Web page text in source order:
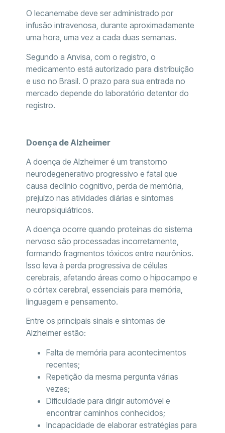
O lecanemabe deve ser administrado por
infusão intravenosa, durante aproximadamente
uma hora, uma vez a cada duas semanas.
Segundo a Anvisa, com o registro, o
medicamento está autorizado para distribuição
e uso no Brasil. O prazo para sua entrada no
mercado depende do laboratório detentor do
registro.
Doença de Alzheimer
A doença de Alzheimer é um transtorno
neurodegenerativo progressivo e fatal que
causa declínio cognitivo, perda de memória,
prejuízo nas atividades diárias e sintomas
neuropsiquiátricos.
A doença ocorre quando proteínas do sistema
nervoso são processadas incorretamente,
formando fragmentos tóxicos entre neurônios.
Isso leva à perda progressiva de células
cerebrais, afetando áreas como o hipocampo e
o córtex cerebral, essenciais para memória,
linguagem e pensamento.
Entre os principais sinais e sintomas de
Alzheimer estão:
Falta de memória para acontecimentos
recentes;
Repetição da mesma pergunta várias
vezes;
Dificuldade para dirigir automóvel e
encontrar caminhos conhecidos;
Incapacidade de elaborar estratégias para